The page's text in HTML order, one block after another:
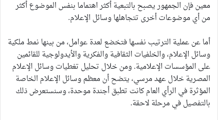
معين فإن الجمهور يصبح بالتبعية أكثر اهتماما بنفس الموضوع أكثر
من أي موضوعات أخرى تتجاهلها وسائل الإعلام.
أما عن عملية الترتيب نفسها فتخضع لعدة عوامل، من بينها نمط ملكية
وسائل الإعلام، والخلفيات الثقافية والفكرية والأيدولوجية للقائمين
على المؤسسات الإعلامية. ومن خلال تحليل تغطيات وسائل الإعلام
المصرية خلال عهد مرسي، يتضح أن معظم وسائل الإعلام الخاصة
المؤثرة في الرأي العام كانت تطبق أجندة موحدة، وسنستعرض ذلك
بالتفصيل في مرحلة لاحقة.